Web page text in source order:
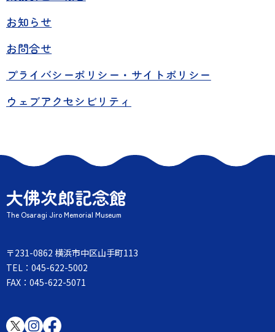
お知らせ
お問合せ
プライバシーポリシー・サイトポリシー
ウェブアクセシビリティ
大佛次郎記念館
The Osaragi Jiro Memorial Museum
〒231-0862 横浜市中区山手町113
TEL：045-622-5002
FAX：045-622-5071